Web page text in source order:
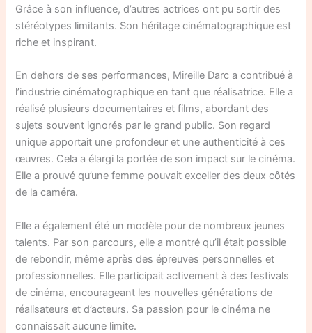
Grâce à son influence, d’autres actrices ont pu sortir des
stéréotypes limitants. Son héritage cinématographique est
riche et inspirant.
En dehors de ses performances, Mireille Darc a contribué à
l’industrie cinématographique en tant que réalisatrice. Elle a
réalisé plusieurs documentaires et films, abordant des
sujets souvent ignorés par le grand public. Son regard
unique apportait une profondeur et une authenticité à ces
œuvres. Cela a élargi la portée de son impact sur le cinéma.
Elle a prouvé qu’une femme pouvait exceller des deux côtés
de la caméra.
Elle a également été un modèle pour de nombreux jeunes
talents. Par son parcours, elle a montré qu’il était possible
de rebondir, même après des épreuves personnelles et
professionnelles. Elle participait activement à des festivals
de cinéma, encourageant les nouvelles générations de
réalisateurs et d’acteurs. Sa passion pour le cinéma ne
connaissait aucune limite.